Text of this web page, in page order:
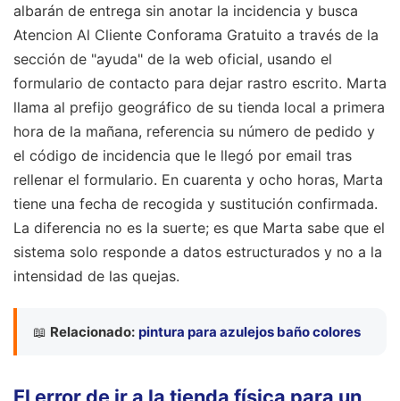
albarán de entrega sin anotar la incidencia y busca
Atencion Al Cliente Conforama Gratuito a través de la
sección de "ayuda" de la web oficial, usando el
formulario de contacto para dejar rastro escrito. Marta
llama al prefijo geográfico de su tienda local a primera
hora de la mañana, referencia su número de pedido y
el código de incidencia que le llegó por email tras
rellenar el formulario. En cuarenta y ocho horas, Marta
tiene una fecha de recogida y sustitución confirmada.
La diferencia no es la suerte; es que Marta sabe que el
sistema solo responde a datos estructurados y no a la
intensidad de las quejas.
📖 Relacionado: pintura para azulejos baño colores
El error de ir a la tienda física para un